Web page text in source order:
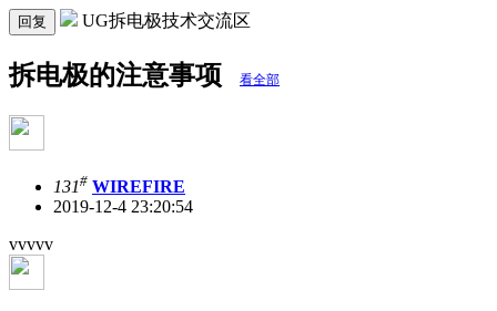
回复 UG拆电极技术交流区
拆电极的注意事项 看全部
131# WIREFIRE
2019-12-4 23:20:54
vvvvv